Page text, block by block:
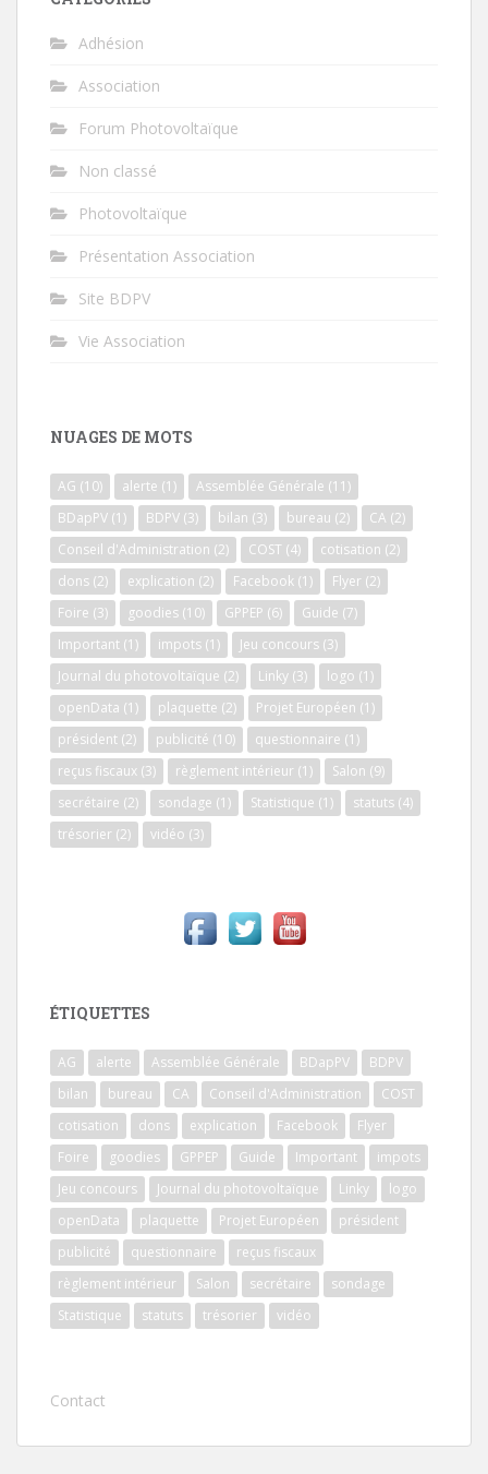
Adhésion
Association
Forum Photovoltaïque
Non classé
Photovoltaïque
Présentation Association
Site BDPV
Vie Association
NUAGES DE MOTS
AG (10) alerte (1) Assemblée Générale (11)
BDapPV (1) BDPV (3) bilan (3) bureau (2) CA (2)
Conseil d'Administration (2) COST (4) cotisation (2)
dons (2) explication (2) Facebook (1) Flyer (2)
Foire (3) goodies (10) GPPEP (6) Guide (7)
Important (1) impots (1) Jeu concours (3)
Journal du photovoltaïque (2) Linky (3) logo (1)
openData (1) plaquette (2) Projet Européen (1)
président (2) publicité (10) questionnaire (1)
reçus fiscaux (3) règlement intérieur (1) Salon (9)
secrétaire (2) sondage (1) Statistique (1) statuts (4)
trésorier (2) vidéo (3)
ÉTIQUETTES
AG alerte Assemblée Générale BDapPV
BDPV
bilan
bureau CA Conseil d'Administration
COST
cotisation
dons explication Facebook
Flyer
Foire
goodies GPPEP Guide Important
impots
Jeu concours
Journal du photovoltaïque Linky
logo
openData
plaquette Projet Européen
président
publicité
questionnaire
reçus fiscaux
règlement intérieur
Salon secrétaire
sondage
Statistique
statuts trésorier vidéo
Contact